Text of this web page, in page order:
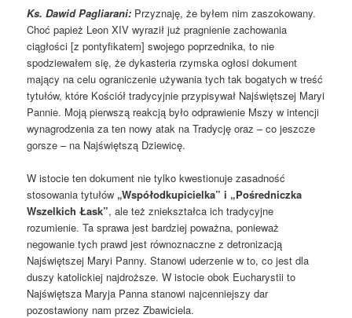
Ks. Dawid Pagliarani: Przyznaję, że byłem nim zaszokowany.
Choć papież Leon XIV wyraził już pragnienie zachowania
ciągłości [z pontyfikatem] swojego poprzednika, to nie
spodziewałem się, że dykasteria rzymska ogłosi dokument
mający na celu ograniczenie używania tych tak bogatych w treść
tytułów, które Kościół tradycyjnie przypisywał Najświętszej Maryi
Pannie. Moją pierwszą reakcją było odprawienie Mszy w intencji
wynagrodzenia za ten nowy atak na Tradycję oraz – co jeszcze
gorsze – na Najświętszą Dziewicę.
W istocie ten dokument nie tylko kwestionuje zasadność
stosowania tytułów „Współodkupicielka” i „Pośredniczka
Wszelkich Łask”, ale też zniekształca ich tradycyjne
rozumienie. Ta sprawa jest bardziej poważna, ponieważ
negowanie tych prawd jest równoznaczne z detronizacją
Najświętszej Maryi Panny. Stanowi uderzenie w to, co jest dla
duszy katolickiej najdroższe. W istocie obok Eucharystii to
Najświętsza Maryja Panna stanowi najcenniejszy dar
pozostawiony nam przez Zbawiciela.